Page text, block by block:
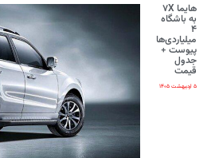
هایما ۷X
به باشگاه
۴
میلیاردی‌ها
پیوست +
جدول
قیمت
۵ اردیبهشت ۱۴۰۵